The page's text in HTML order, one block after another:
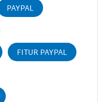
PAYPAL
FITUR PAYPAL